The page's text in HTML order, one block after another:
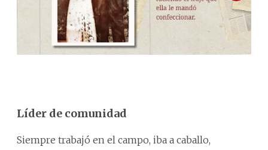
Líder de comunidad
Siempre trabajó en el campo, iba a caballo,